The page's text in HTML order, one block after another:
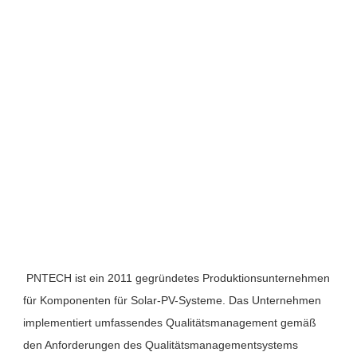
PNTECH ist ein 2011 gegründetes Produktionsunternehmen
für Komponenten für Solar-PV-Systeme. Das Unternehmen
implementiert umfassendes Qualitätsmanagement gemäß
den Anforderungen des Qualitätsmanagementsystems